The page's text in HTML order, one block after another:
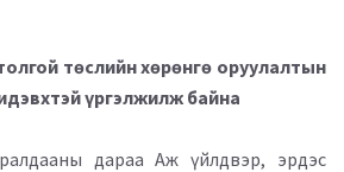
төслийн хөрөнгө оруулалтын
үргэлжилж байна
дараа Аж үйлдвэр, эрдэс